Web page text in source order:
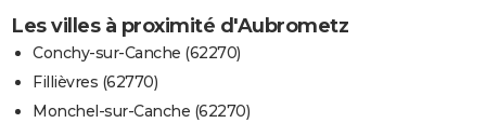
Les villes à proximité d'Aubrometz
Conchy-sur-Canche (62270)
Fillièvres (62770)
Monchel-sur-Canche (62270)